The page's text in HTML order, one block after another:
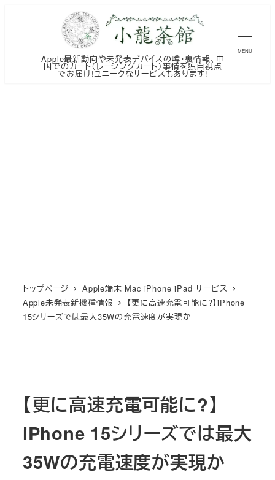
Apple最新動向や未発表デバイスの噂・裏情報、中
国でのカート（レーシングカート）事情を独自視点
でお届け!ユニークなサービスもあります!
MENU
トップページ
Apple端末 Mac iPhone iPad サービス
Apple未発表新機種情報
【更に高速充電可能に?】iPhone
15シリーズでは最大35Wの充電速度が実現か
【更に高速充電可能に?】
iPhone 15シリーズでは最大
35Wの充電速度が実現か